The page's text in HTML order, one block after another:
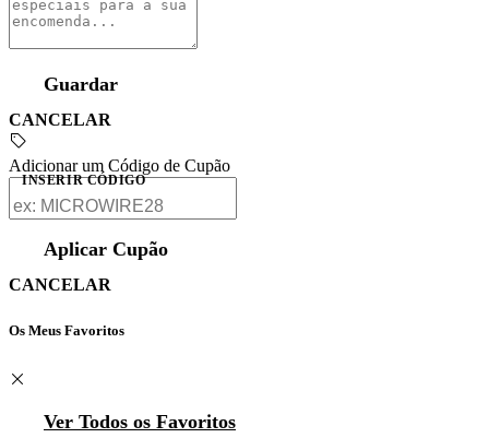
Guardar
CANCELAR
Adicionar um Código de Cupão
INSERIR CÓDIGO
Aplicar Cupão
CANCELAR
Os Meus Favoritos
Ver Todos os Favoritos